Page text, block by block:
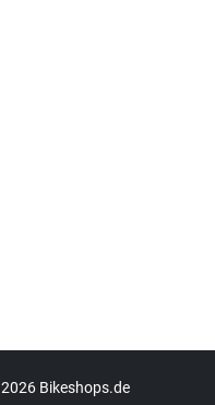
2026 Bikeshops.de